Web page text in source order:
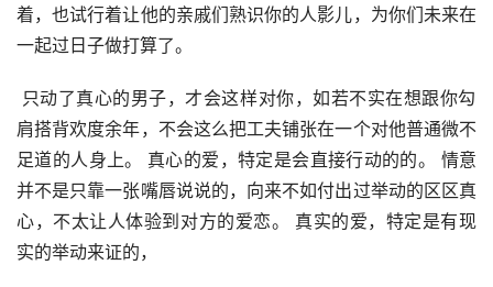
着，也试行着让他的亲戚们熟识你的人影儿，为你们未来在
一起过日子做打算了。
肩搭背欢度余年，不会这么把工夫铺张在一个对他普通微不
足道的人身上。 真心的爱，特定是会直接行动的的。 情意
并不是只靠一张嘴唇说说的，向来不如付出过举动的区区真
心，不太让人体验到对方的爱恋。 真实的爱，特定是有现
实的举动来证的，